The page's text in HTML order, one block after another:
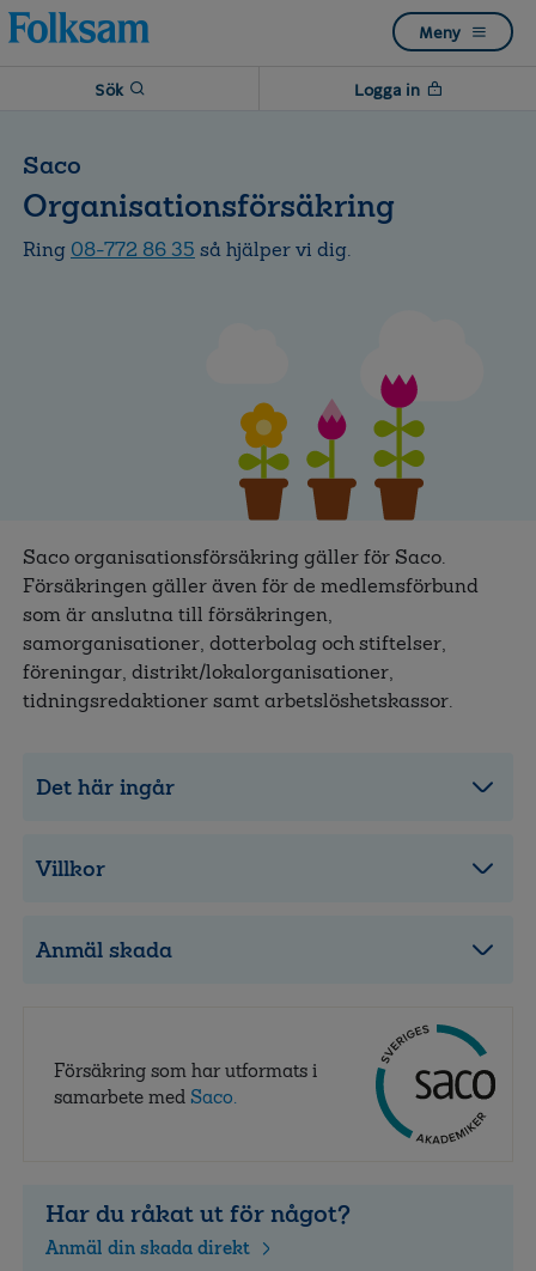
Till
navigation
Till
innehåll
Meny
Sök Logga in
Saco
Organisationsförsäkring
Ring 08-772 86 35 så hjälper vi dig.
Saco organisationsförsäkring gäller för Saco.
Försäkringen gäller även för de medlemsförbund
som är anslutna till försäkringen,
samorganisationer, dotterbolag och stiftelser,
föreningar, distrikt/lokalorganisationer,
tidningsredaktioner samt arbetslöshetskassor.
Det här ingår
Villkor
Anmäl skada
Försäkring som har utformats i
samarbete med Saco.
Har du råkat ut för något?
Anmäl din skada direkt